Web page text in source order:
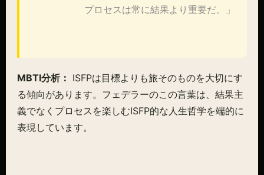
プロセスは常に結果より重要だ。」
MBTI分析： ISFPは目標よりも旅そのものを大切にす
る傾向があります。フェデラーのこの言葉は、結果主
義でなくプロセスを楽しむISFP的な人生哲学を端的に
表現しています。